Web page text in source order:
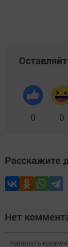
0 0
Расскажите
Нет